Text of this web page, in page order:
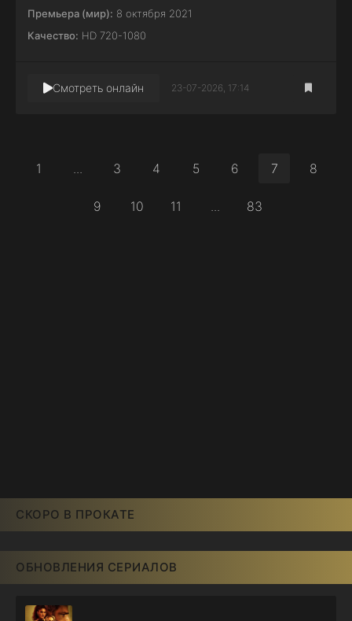
СКОРО В ПРОКАТЕ
ОБНОВЛЕНИЯ СЕРИАЛОВ
Премьера (мир): 8 октября 2021
Качество: HD 720-1080
Смотреть онлайн 23-07-2026, 17:14
1 3 4 5 6 7 8
9 10 11 83